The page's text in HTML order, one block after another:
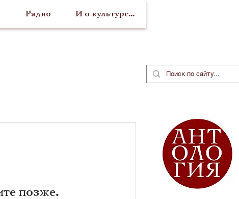
Радио И о культуре...
позже.